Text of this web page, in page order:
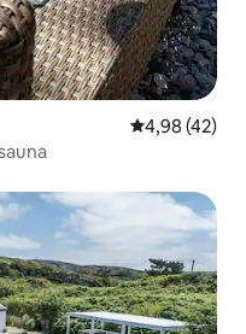
4,98 ud af 5 i
4,98 (42)